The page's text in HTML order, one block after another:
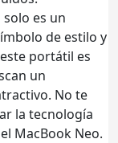
solo es un
de estilo y
portátil es
un
No te
la tecnología
MacBook Neo.